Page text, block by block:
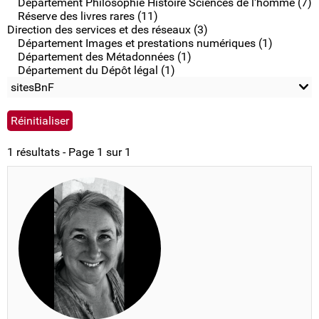
Réserve des livres rares (11)
Direction des services et des réseaux (3)
Département Images et prestations numériques (1)
Département des Métadonnées (1)
Département du Dépôt légal (1)
sitesBnF
1 résultats - Page 1 sur 1